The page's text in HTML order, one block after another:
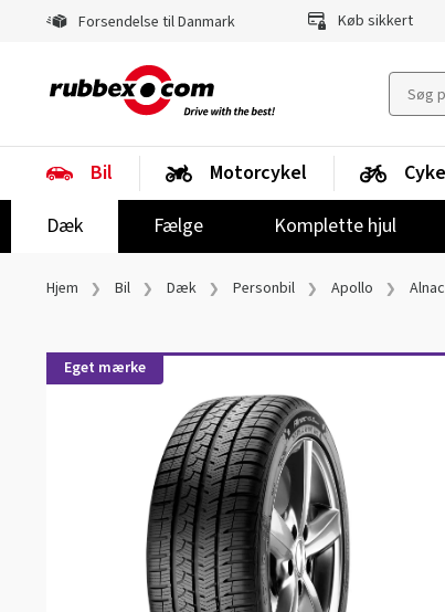
Forsendelse til Danmark Køb sikkert
Bil
Dæk
Fælge Komplette hjul
Motorcykel
Hjem Bil Dæk Personbil Apollo
Eget mærke